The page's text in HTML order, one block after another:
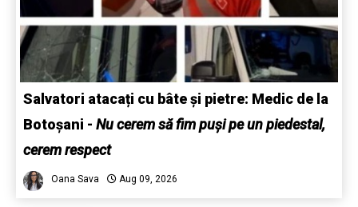
Salvatori atacați cu bâte și pietre: Medic de la
Botoșani - Nu cerem să fim puși pe un piedestal,
cerem respect
Oana Sava Aug 09, 2026